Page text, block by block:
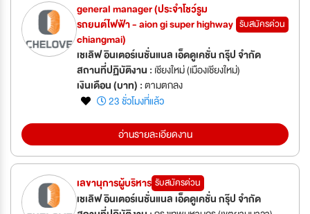
general manager (ประจำโชว์รูม
รถยนต์ไฟฟ้า - aion gi super highway
chiangmai)
รับสมัครด่วน
เชเลิฟ อินเตอร์เนชั่นแนล เอ็ดดูเคชั่น กรุ๊ป จำกัด
สถานที่ปฏิบัติงาน : เชียงใหม่ (เมืองเชียงใหม่)
เงินเดือน (บาท) :ตามตกลง
23 ชั่วโมงที่แล้ว
อ่านรายละเอียดงาน
เลขานุการผู้บริหาร รับสมัครด่วน
เชเลิฟ อินเตอร์เนชั่นแนล เอ็ดดูเคชั่น กรุ๊ป จำกัด